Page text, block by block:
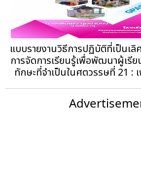
แบบรายงานวิธีการปฏิบัติที่เป็นเ
การจัดการเรียนรู้เพื่อพัฒนาผู้เรี
ทักษะที่จําเป็นในศตวรรษที่ 21 :